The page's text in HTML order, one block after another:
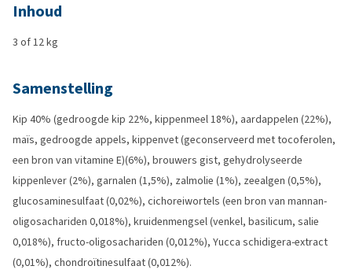
Inhoud
3 of 12 kg
Samenstelling
Kip 40% (gedroogde kip 22%, kippenmeel 18%), aardappelen (22%),
maïs, gedroogde appels, kippenvet (geconserveerd met tocoferolen,
een bron van vitamine E)(6%), brouwers gist, gehydrolyseerde
kippenlever (2%), garnalen (1,5%), zalmolie (1%), zeealgen (0,5%),
glucosaminesulfaat (0,02%), cichoreiwortels (een bron van mannan-
oligosachariden 0,018%), kruidenmengsel (venkel, basilicum, salie
0,018%), fructo-oligosachariden (0,012%), Yucca schidigera-extract
(0,01%), chondroïtinesulfaat (0,012%).